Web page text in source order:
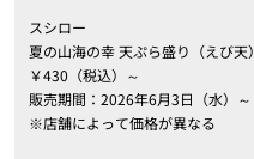
スシロー
夏の山海の幸 天ぷら盛り（えび天）
￥430（税込）～
販売期間：2026年6月3日（水）～
※店舗によって価格が異なる